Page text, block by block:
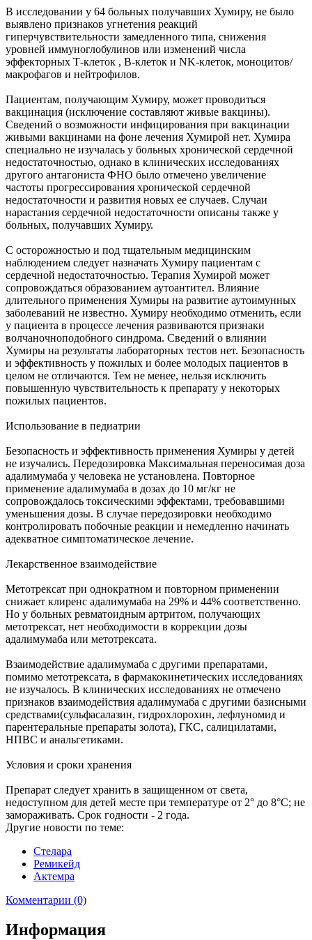
В исследовании у 64 больных получавших Хумиру, не было
выявлено признаков угнетения реакций
гиперчувствительности замедленного типа, снижения
уровней иммуноглобулинов или изменений числа
эффекторных Т-клеток , В-клеток и NK-клеток, моноцитов/
макрофагов и нейтрофилов.
Пациентам, получающим Хумиру, может проводиться
вакцинация (исключение составляют живые вакцины).
Сведений о возможности инфицирования при вакцинации
живыми вакцинами на фоне лечения Хумирой нет. Хумира
специально не изучалась у больных хронической сердечной
недостаточностью, однако в клинических исследованиях
другого антагониста ФНО было отмечено увеличение
частоты прогрессирования хронической сердечной
недостаточности и развития новых ее случаев. Случаи
нарастания сердечной недостаточности описаны также у
больных, получавших Хумиру.
С осторожностью и под тщательным медицинским
наблюдением следует назначать Хумиру пациентам с
сердечной недостаточностью. Терапия Хумирой может
сопровождаться образованием аутоантител. Влияние
длительного применения Хумиры на развитие аутоимунных
заболеваний не известно. Хумиру необходимо отменить, если
у пациента в процессе лечения развиваются признаки
волчаночноподобного синдрома. Сведений о влиянии
Хумиры на результаты лабораторных тестов нет. Безопасность
и эффективность у пожилых и более молодых пациентов в
целом не отличаются. Тем не менее, нельзя исключить
повышенную чувствительность к препарату у некоторых
пожилых пациентов.
Использование в педиатрии
Безопасность и эффективность применения Хумиры у детей
не изучались. Передозировка Максимальная переносимая доза
адалимумаба у человека не установлена. Повторное
применение адалимумаба в дозах до 10 мг/кг не
сопровождалось токсическими эффектами, требовавшими
уменьшения дозы. В случае передозировки необходимо
контролировать побочные реакции и немедленно начинать
адекватное симптоматическое лечение.
Лекарственное взаимодействие
Метотрексат при однократном и повторном применении
снижает клиренс адалимумаба на 29% и 44% соответственно.
Но у больных ревматоидным артритом, получающих
метотрексат, нет необходимости в коррекции дозы
адалимумаба или метотрексата.
Взаимодействие адалимумаба с другими препаратами,
помимо метотрексата, в фармакокинетических исследованиях
не изучалось. В клинических исследованиях не отмечено
признаков взаимодействия адалимумаба с другими базисными
средствами(сульфасалазин, гидрохлорохин, лефлуномид и
парентеральные препараты золота), ГКС, салицилатами,
НПВС и анальгетиками.
Условия и сроки хранения
Препарат следует хранить в защищенном от света,
недоступном для детей месте при температуре от 2° до 8°C; не
замораживать. Срок годности - 2 года.
Другие новости по теме:
Стелара
Ремикейд
Актемра
Комментарии (0)
Информация